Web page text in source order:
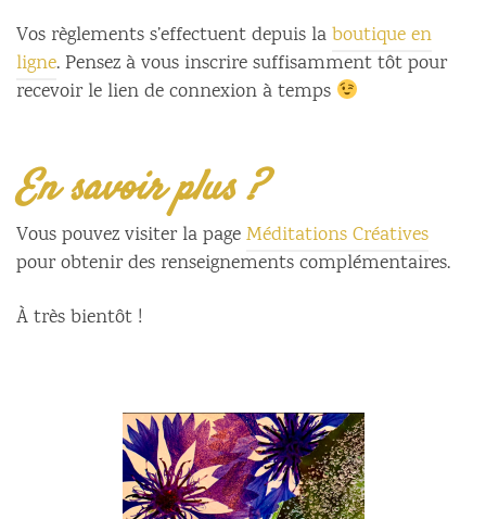
Vos règlements s’effectuent depuis laboutique en
ligne. Pensez à vous inscrire suffisamment tôt pour
recevoir le lien de connexion à temps
En savoir plus ?
Vous pouvez visiter la pageMéditations Créatives
pour obtenir des renseignements complémentaires.
À très bientôt !